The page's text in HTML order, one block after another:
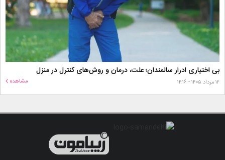
بی اختیاری ادرار سالمندان؛ علت، درمان و روش‌های کنترل در منزل
۱۲ مرداد ۱۴۰۵ - ۱۴:۱۶ مشاهده